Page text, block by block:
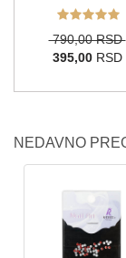
790,00 RSD
395,00RSD
NEDAVNO